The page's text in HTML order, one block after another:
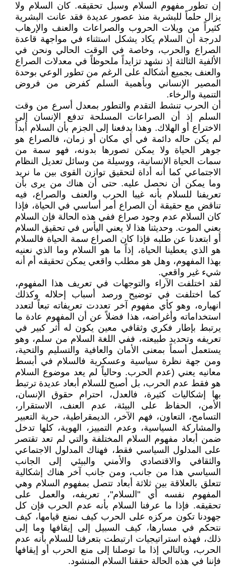
إن تطور مفهوم السلام وسبل تحقيقه. كان السلام ولا
يزال حلماً للبشرية منذ عصور عديدة فقد عانت البشرية
كثيراً من ويلات الحروب والصراعات والعنف والإرهاب
لدرجة أن السلام يكاد يشكل استثناء في مواجهة قاعدة
الصراع والحرب، وخاصة في الوقت الحالي ونحن في
الألفية الثالثة إذ نشهد تزايداً ملحوظاً في معدلات الصراع
والعنف بجميع أشكاله على الرغم من تطور الوعي بوحدة
المصير الإنساني وبأهمية السلم كفرض من فروض
التنمية والرخاء.
أن الحرب تنشط التقدم والتطور بمعدل أسرع من وقت
السلم إذ أن الصراعات المسلحة تدفع الإنسان إلى
الاختراع أو الهلاك. وهذا يدفعنا إلى الجزم بأن السلام أبداً
لم يكن حاله دائمة في أي مكان أو زمان، فالصراع هو
جوهر الحياة ولا يمكن تصورها بدونه، فهو سمة من
سمات الحياة الإنسانية، ووسيلة من وسائل تعديل النظام
الاجتماعي كما أنه أداة لتحقيق توازن القوى بين ما نريد
وما يمكن أن نحصل عليه. حتى أن هناك من يرى بأن
تعريفنا للسلام بأنه غيبا الحرب والعنف والصراع، فيه
تناقض مع حقيقة أن الصراع أمر أساسي في الحياة، فإذا
كان السلام عدم وجود صراع ففي هذه الحالة فإن السلام
يعني الموت. وحديثنا هذا لا يعني اليأس في تحقيق السلام
أو ابتعدنا عن طلبه فإذا كان الصراع سمة الحياة فالسلام
هو الذي يعطينا الحياة، إذاً ما هو السلام وما الذي نعنيه
بهذا المفهوم، وهل هو مطلب واقعي يمكن تحقيقه أم أنه
شيء غير واقعي.
لقد اختلفت الآراء والتوجهات في تعريف هذا المفهوم،
كما اختلفت في توضيح ورصد أسباب إحلاله وكذلك
انهياره، وهو كأي مفهوم آخر تعددت تعريفاته تبعاً لتعدد
استخداماته وأغراضه، هذا فضلاً عن أن المفهوم عادة ما
يرتبط بإطار فكري وثقافي معين يكون له أثر كبير في
تعريفه وتحديد طبيعته، ففي اللغة السلام من سلم، وهو
يستعمل أسماً بمعنى الأمان والعافية والتسليم والتحية،
ومن جهة نظرة سياسية وعسكرية فالسلام في أبسط
معانيه يعني (عدم الحرب. وحالياً لم يعد موضوع السلام
هو فقط عدم الحرب، بل أصبح للسلام أبعاد عديدة ترتبط
بها إشكاليات كثيرة، فالعدل، احترام حقوق الإنسان،
الأمن، الحفاظ على البيئة، عدم العنف، الاستقرار،
التسامح، التعاون، فهم الآخر، الديمقراطية، حرية التعبير
والمشاركة السياسية، وعدم التمييز، الهوية، كلها تدخل
ضمن أبعاد مفهوم السلام المختلفة والتي لم تعد تقتصر
على المدلول السياسي فقط، فهناك المدلول الاجتماعي
والثقافي والاقتصادي والأمني والبيئي إلى الجانب
السياسي هذا من جانب، ومن جانب آخر هناك إشكالية
تتعلق بالعلاقة بين ثلاثة أبعاد تتصل بمفهوم السلام وهي
المفهوم نفسه أي "السلام"، تعريفه، والعمل على
تحقيقه. فإذا ما عرفنا السلام بأنه عدم الحرب فإن كل
جهودنا تكون مركزه على الحرب كيف نمنع قيامها، كيف
نتحكم في مسارها، كيف السبيل إلى إيقافها وما إلى
ذلك، فهذه استراتيجيات ارتبطت بتعرفنا للسلام بأنه عدم
الحرب، وبالتالي إذا ما توصلنا إلى منع الحرب أو إيقافها
فإننا في هذه الحالة حققنا السلام المنشود.